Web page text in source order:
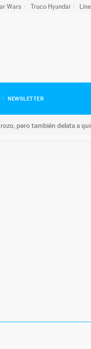
Wars Truco Hyundai
NEWSLETTER
pero también delata a